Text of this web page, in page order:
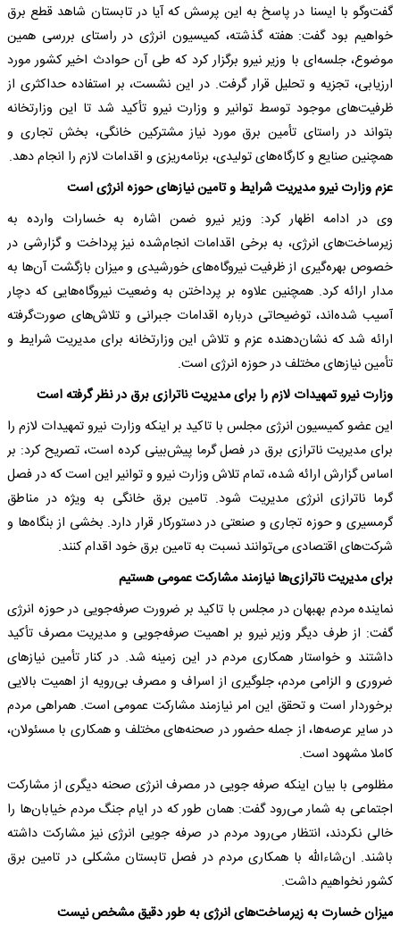
گفت‌وگو با ایسنا در پاسخ به این پرسش که آیا در تابستان شاهد قطع برق
خواهیم بود گفت: هفته گذشته، کمیسیون انرژی در راستای بررسی همین
موضوع، جلسه‌ای با وزیر نیرو برگزار کرد که طی آن حوادث اخیر کشور مورد
ارزیابی، تجزیه و تحلیل قرار گرفت. در این نشست، بر استفاده حداکثری از
ظرفیت‌های موجود توسط توانیر و وزارت نیرو تأکید شد تا این وزارتخانه
بتواند در راستای تأمین برق مورد نیاز مشترکین خانگی، بخش تجاری و
همچنین صنایع و کارگاه‌های تولیدی، برنامه‌ریزی و اقدامات لازم را انجام دهد.
عزم وزارت نیرو مدیریت شرایط و تامین نیازهای حوزه انرژی است
وی در ادامه اظهار کرد: وزیر نیرو ضمن اشاره به خسارات وارده به
زیرساخت‌های انرژی، به برخی اقدامات انجام‌شده نیز پرداخت و گزارشی در
خصوص بهره‌گیری از ظرفیت نیروگاه‌های خورشیدی و میزان بازگشت آن‌ها به
مدار ارائه کرد. همچنین علاوه بر پرداختن به وضعیت نیروگاه‌هایی که دچار
آسیب شده‌اند، توضیحاتی درباره اقدامات جبرانی و تلاش‌های صورت‌گرفته
ارائه شد که نشان‌دهنده عزم و تلاش این وزارتخانه برای مدیریت شرایط و
تأمین نیازهای مختلف در حوزه انرژی است.
وزارت نیرو تمهیدات لازم را برای مدیریت ناترازی برق در نظر گرفته است
این عضو کمیسیون انرژی مجلس با تاکید بر اینکه وزارت نیرو تمهیدات لازم را
برای مدیریت ناترازی برق در فصل گرما پیش‌بینی کرده است، تصریح کرد: بر
اساس گزارش ارائه شده، تمام تلاش وزارت نیرو و توانیر این است که در فصل
گرما ناترازی انرژی مدیریت شود. تامین برق خانگی به ویژه در مناطق
گرمسیری و حوزه تجاری و صنعتی در دستورکار قرار دارد. بخشی از بنگاه‌ها و
شرکت‌های اقتصادی می‌توانند نسبت به تامین برق خود اقدام کنند.
برای مدیریت ناترازی‌ها نیازمند مشارکت عمومی هستیم
نماینده مردم بهبهان در مجلس با تاکید بر ضرورت صرفه‌جویی در حوزه انرژی
گفت: از طرف دیگر وزیر نیرو بر اهمیت صرفه‌جویی و مدیریت مصرف تأکید
داشتند و خواستار همکاری مردم در این زمینه شد. در کنار تأمین نیازهای
ضروری و الزامی مردم، جلوگیری از اسراف و مصرف بی‌رویه از اهمیت بالایی
برخوردار است و تحقق این امر نیازمند مشارکت عمومی است. همراهی مردم
در سایر عرصه‌ها، از جمله حضور در صحنه‌های مختلف و همکاری با مسئولان،
کاملا مشهود است.
مظلومی با بیان اینکه صرفه جویی در مصرف انرژی صحنه دیگری از مشارکت
اجتماعی به شمار می‌رود گفت: همان طور که در ایام جنگ مردم خیابان‌ها را
خالی نکردند، انتظار می‌رود مردم در صرفه جویی انرژی نیز مشارکت داشته
باشند. ان‌شاءالله با همکاری مردم در فصل تابستان مشکلی در تامین برق
کشور نخواهیم داشت.
میزان خسارت به زیرساخت‌های انرژی به طور دقیق مشخص نیست